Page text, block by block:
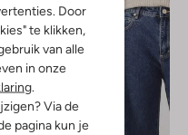
Door
te klikken,
van alle
in onze
.
Via de
pagina kun je